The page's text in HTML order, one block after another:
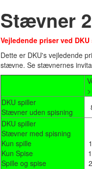
Stævner
Vejledende priser ved
Dette er DKU's vejledende
stævne. Se stævnernes
DKU spiller
Stævner uden spisning
DKU spiller
Stævner med spisning
Kun spille
Kun Spise
Spille og spise